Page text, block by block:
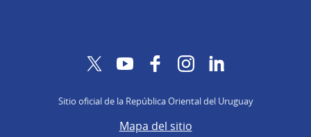
TwitterYouTubeFacebookInstagram
Sitio oficial de la República Oriental del Uruguay
Mapa del sitio